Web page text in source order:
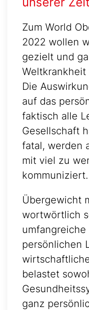
Zum World
2022 wollen
gezielt und
Die
auf das
faktisch alle
Gesellschaft
fatal, werden
mit viel zu
kommuniziert.
Übergewicht
wortwörtlich
umfangreiche
persönlichen
belastet
ganz